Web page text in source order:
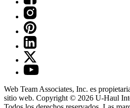
Web Team Associates, Inc. es
sitio web. Copyright © 2026 U-Haul